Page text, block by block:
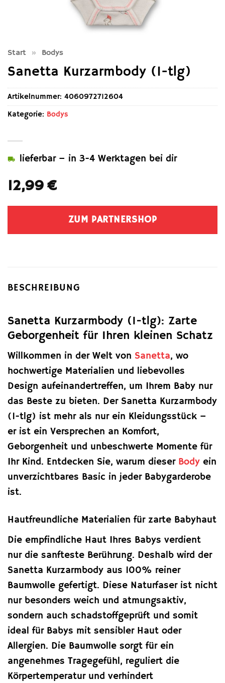
Start » Bodys
Sanetta Kurzarmbody (1-tlg)
12,99€
lieferbar – in 3-4 Werktagen bei dir
ZUM PARTNERSHOP
Artikelnummer: 4060972712604
Kategorie: Bodys
BESCHREIBUNG
Sanetta Kurzarmbody (1-tlg): Zarte
Geborgenheit für Ihren kleinen Schatz
Willkommen in der Welt von Sanetta, wo
hochwertige Materialien und liebevolles
Design aufeinandertreffen, um Ihrem Baby nur
das Beste zu bieten. Der Sanetta Kurzarmbody
(1-tlg) ist mehr als nur ein Kleidungsstück –
er ist ein Versprechen an Komfort,
Geborgenheit und unbeschwerte Momente für
Ihr Kind. Entdecken Sie, warum dieser Body ein
unverzichtbares Basic in jeder Babygarderobe
ist.
Hautfreundliche Materialien für zarte Babyhaut
Die empfindliche Haut Ihres Babys verdient
nur die sanfteste Berührung. Deshalb wird der
Sanetta Kurzarmbody aus 100% reiner
Baumwolle gefertigt. Diese Naturfaser ist nicht
nur besonders weich und atmungsaktiv,
sondern auch schadstoffgeprüft und somit
ideal für Babys mit sensibler Haut oder
Allergien. Die Baumwolle sorgt für ein
angenehmes Tragegefühl, reguliert die
Körpertemperatur und verhindert